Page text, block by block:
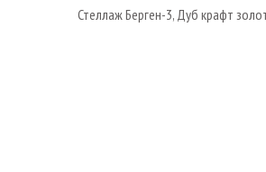
Стеллаж Берген-3, Дуб крафт